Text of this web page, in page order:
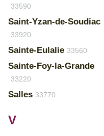
33590
Saint-Yzan-de-Soudiac
33920
Sainte-Eulalie 33560
Sainte-Foy-la-Grande
33220
Salles 33770
V